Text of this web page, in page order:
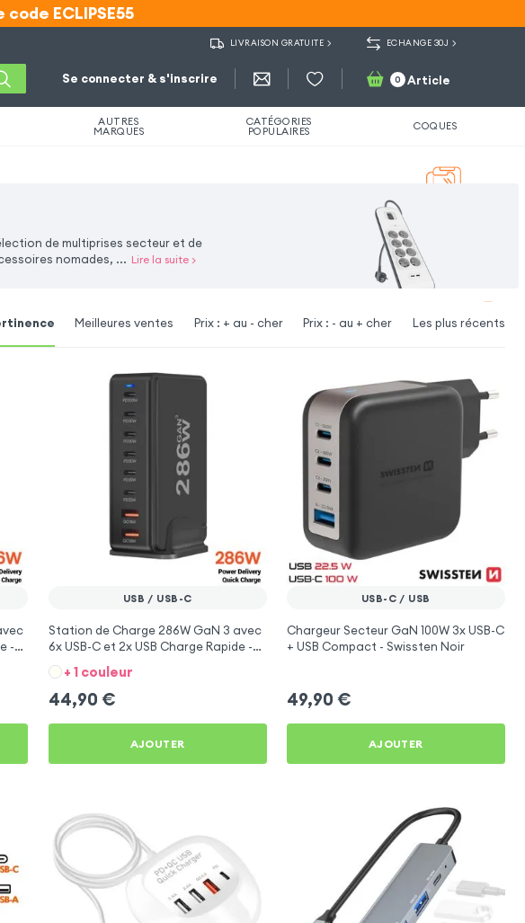
ECLIPSE55
ECLIPSE55
LIVRAISON GRATUITE ECHANGE 30J
Se connecter & s'inscrire 0 Article
AUTRES
MARQUES
CATÉGORIES
POPULAIRES COQUES
de multiprises secteur et de
nomades, ... Lire la suite>
Meilleures ventes Prix : + au - cher Prix : - au + cher Les plus récents
-
USB / USB-C
Station de Charge 286W GaN 3 avec
6x USB-C et 2x USB Charge Rapide -
Noir
+ 1 couleur
44,90 €
AJOUTER
USB-C / USB
Chargeur Secteur GaN 100W 3x USB-C
+ USB Compact - Swissten Noir
49,90 €
AJOUTER